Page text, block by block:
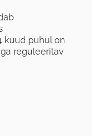
kuud puhul on
reguleeritav